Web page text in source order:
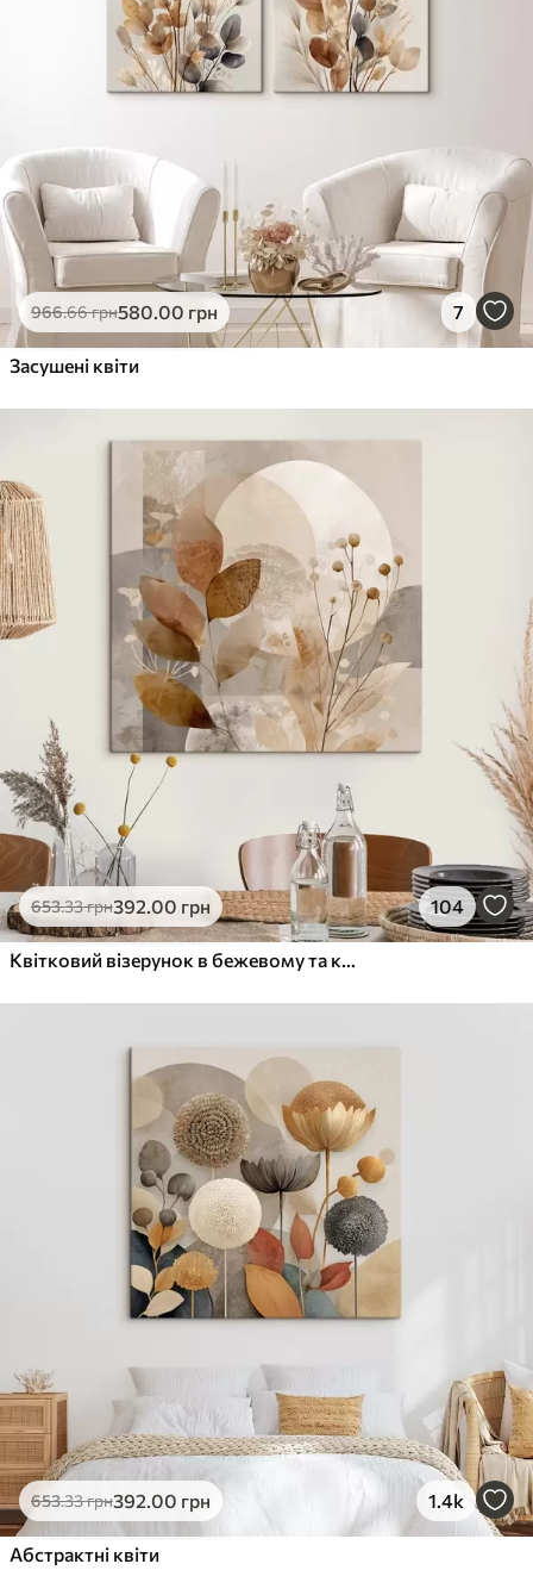
966.66грн580.00 грн 7
Засушені квіти
653.33грн392.00 грн 104
Квітковий візерунок в бежевому та коричневому кольорах
653.33грн392.00 грн 1.4k
Абстрактні квіти